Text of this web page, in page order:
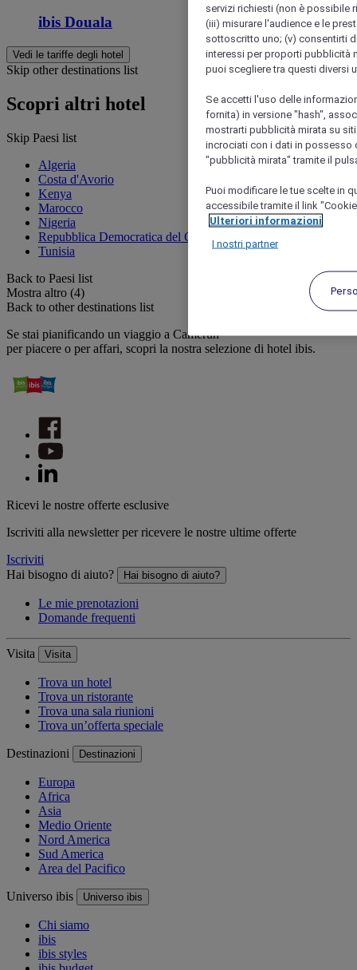
ibis Douala
Vedi le tariffe degli hotel
Skip other destinations list
Scopri altri hotel
Skip Paesi list
Algeria
Costa d'Avorio
Kenya
Marocco
Nigeria
Repubblica Democratica del Congo
Tunisia
Back to Paesi list
Mostra altro (4)
Back to other destinations list
Se stai pianificando un viaggio a Camerun
per piacere o per affari, scopri la nostra selezione di hotel ibis.
Ricevi le nostre offerte esclusive
Iscriviti alla newsletter per ricevere le nostre ultime offerte
Iscriviti
Hai bisogno di aiuto?
Hai bisogno di aiuto?
Le mie prenotazioni
Domande frequenti
Visita Visita
Trova un hotel
Trova un ristorante
Trova una sala riunioni
Trova un’offerta speciale
Destinazioni Destinazioni
Europa
Africa
Asia
Medio Oriente
Nord America
Sud America
Area del Pacifico
Universo ibis Universo ibis
Chi siamo
ibis
ibis styles
servizi richiesti (non è possibile
(iii) misurare l'audience e le
sottoscritto uno; (v) consentirti
interessi per proporti pubblicità
puoi scegliere tra questi diversi
Se accetti l'uso delle
fornita) in versione "hash",
mostrarti pubblicità mirata su
incrociati con i dati in possesso
"pubblicità mirata" tramite il
Puoi modificare le tue scelte in
accessibile tramite il link
Ulteriori informazioni
I nostri partner